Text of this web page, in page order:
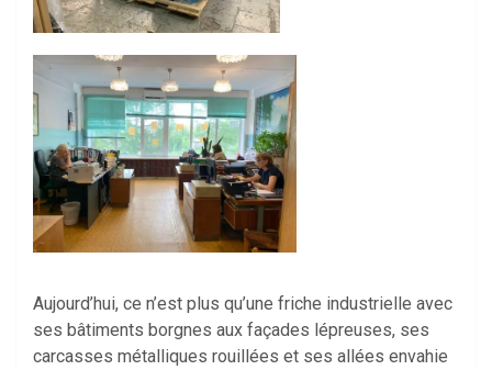
Aujourd’hui, ce n’est plus qu’une friche industrielle avec
ses bâtiments borgnes aux façades lépreuses, ses
carcasses métalliques rouillées et ses allées envahie